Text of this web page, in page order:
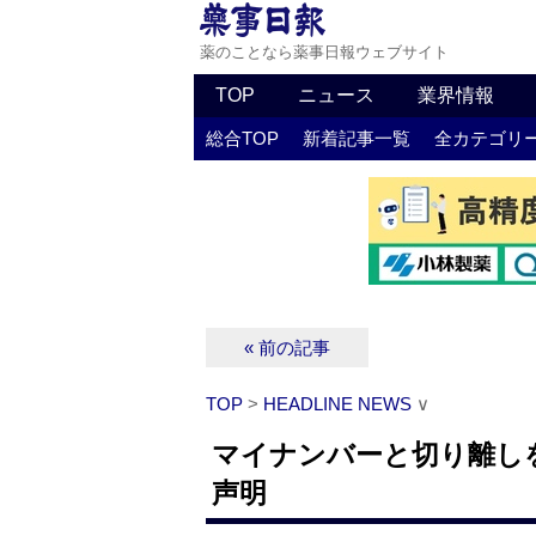
薬のことなら薬事日報ウェブサイト
TOP ニュース 業界情報
総合TOP 新着記事一覧 全カテゴリ
« 前の記事
TOP > HEADLINE NEWS ∨
マイナンバーと切り離し
声明